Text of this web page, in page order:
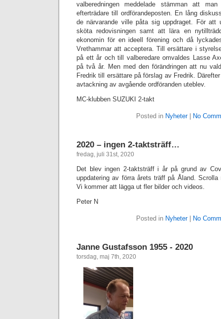
valberedningen meddelade stämman att
efterträdare till ordförandeposten. En lång
de närvarande ville påta sig uppdraget. För att
sköta redovisningen samt att lära en
ekonomin för en ideell förening och då
Vrethammar att acceptera. Till ersättare i
på ett år och till valberedare omvaldes Lasse
på två år. Men med den förändringen att nu
Fredrik till ersättare på förslag av Fredrik.
avtackning av avgående ordföranden uteblev.
MC-klubben SUZUKI 2-takt
Posted in Nyheter| No
2020 – ingen 2-taktsträff…
fredag, juli 31st, 2020
Det blev ingen 2-taktsträff i år på grund av
uppdatering av förra årets träff på Åland.
Vi kommer att lägga ut fler bilder och videos.
Peter N
Posted in Nyheter| No
Janne Gustafsson 1955 - 2020
torsdag, maj 7th, 2020